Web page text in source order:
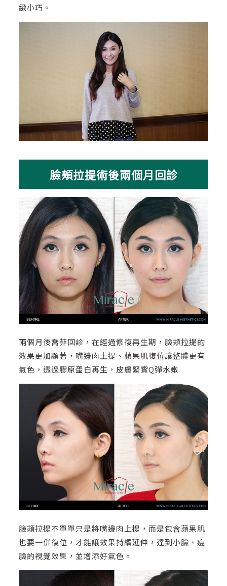
緻小巧。
臉頰拉提術後兩個月回診
兩個月後喬菲回診，在經過修復再生期，臉頰拉提的
效果更加顯著，嘴邊肉上提、蘋果肌復位讓整體更有
氣色，透過膠原蛋白再生，皮膚緊實Q彈水嫩
臉頰拉提不單單只是將嘴邊肉上提，而是包含蘋果肌
也要一併復位，才能讓效果持續延伸，達到小臉、瘦
臉的視覺效果，並增添好氣色。